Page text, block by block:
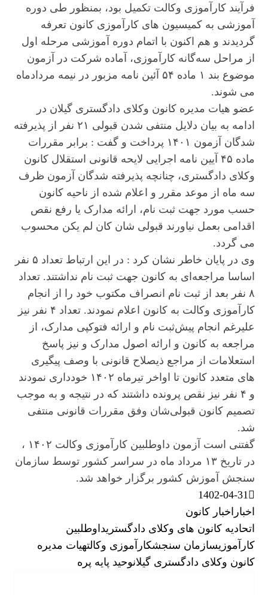
فرآیند کارآموزی وکالت تکمیل بود، بمنظور طی دوره
آموزشی به کمیسیون های کارآموزی کانون تعرفه
گردیدند و هم اکنون با اتمام دوره آموزشی مرحله اول
از مراحل سه‌گانه کارآموزی، آماده شرکت در آزمون
موضوع بند ۱ ماده ۵۴ آئین نامه مزبور در نیمه مردادماه
می شوند.
عضو هیات مدیره کانون وکلای دادگستری گیلان در
ادامه به بیان دلایل منتفی شدن قبولی ۲۱ نفر از پذیرفته
شدگان آزمون ۱۴۰۱ پرداخت و گفت : برابر مقررات
ماده ۴۵ آیین نامه اجرایی لایحه قانونی استقلال کانون
وکلای دادگستری، چنانچه پذیرفته شدگان آزمون ظرف
سه ماه از موعد مقرر و اعلام شده از ناحیه کانون
حسب مورد جهت ثبت نام، ارائه مدارک یا رفع نقص
اقدامی بعمل نیاورند قبولی شان کان لم یکن محسوب
می گردد.
وی در پایان خاطر نشان کرد : در این ارتباط تعداد ۵ نفر
اساسا مراجعه‌ای به کانون جهت ثبت نام نداشتند. تعداد
۸ نفر بعد از ثبت نام انصراف مکتوب خود را از انجام
کارآموزی وکالت به کانون اعلام نمودند. تعداد ۴ نفر نیز
علیرغم انجام پیش‌ثبت نام و ارائه فتوکپی مدارک، از
مراجعه به کانون و ارائه اصول مدارک و نیز پاسخ
استعلامات از مراجع ذیصلاح قانونی با وصف پیگیری
های متعدد کانون تا اواخر تیرماه ۱۴۰۲ خودداری نمودند
و ۴ نفر نیز نقص پرونده داشتند که در نتیجه و به موجب
تصمیم کانون قبولی‌شان وفق مقررات قانونی منتفی
شد.
گفتنی است آزمون داوطلبین کارآموزی وکالت ۱۴۰۲ ،
در تاریخ ۱۳ مرداد ماه در سراسر کشور توسط سازمان
سنجش آموزش کشور برگزار خواهد شد.
1402-04-31
اخبار اخبار کانون
اتحادیه کانون های وکلای دادگستریداوطلبین
کارآموزیسازمان سنجشکارآموزی وکالتهیات مدیره
کانون وکلای دادگستری گیلانوحید پایه ‌پره